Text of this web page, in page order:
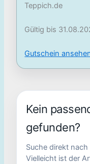
Teppich.de
Gültig bis
Gutschein
Kein
gefunden?
Suche direkt
Vielleicht ist der